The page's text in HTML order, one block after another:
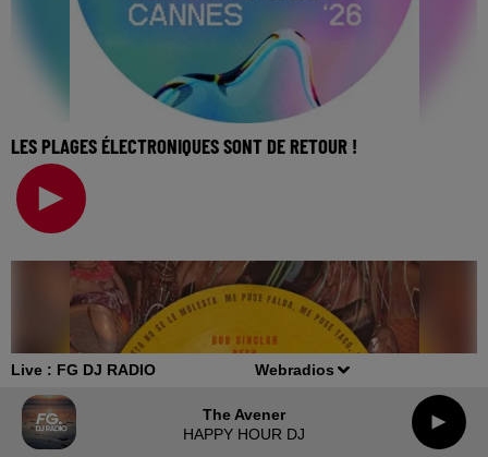
Live : FG DJ RADIO Webradios
The Avener
HAPPY HOUR DJ
LES PLAGES ÉLECTRONIQUES SONT DE RETOUR !
🎧 Ecoutez Radio FG sur http://www.radiofg.com 📱 et sur
l’Application FG (IOS https://urlz.fr/hhZx